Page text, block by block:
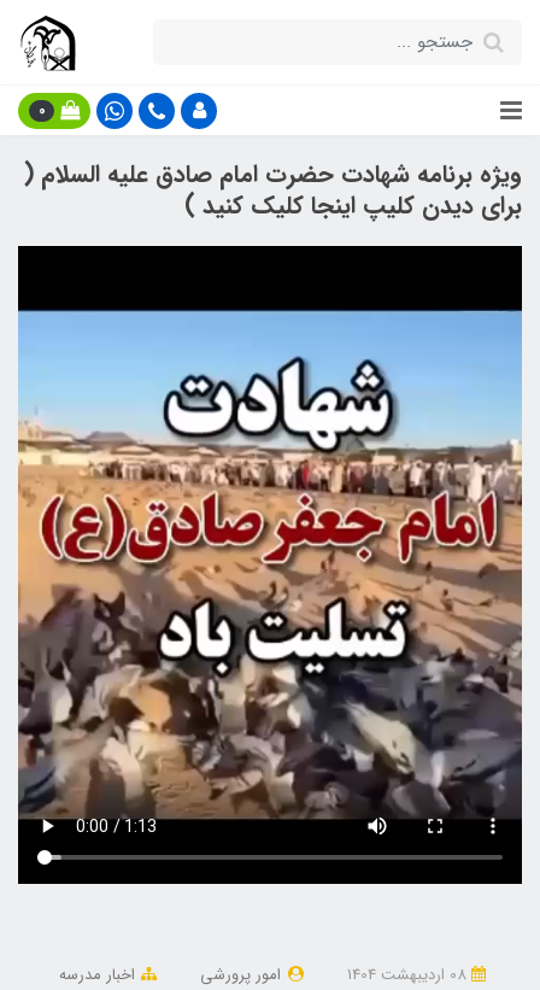
0
ویژه برنامه شهادت حضرت امام صادق علیه السلام (
برای دیدن کلیپ اینجا کلیک کنید )
امور پرورشی اخبار مدرسه